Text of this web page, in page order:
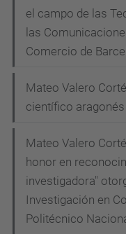
el campo de las
las
Comercio de
Mateo Valero
científico
Mateo Valero
honor en
investigadora"
Investigación en
Politécnico